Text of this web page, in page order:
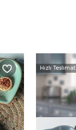
Hızlı Teslimat